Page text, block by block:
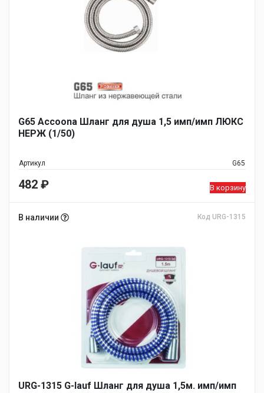
G65 Accoona Шланг для душа 1,5 имп/имп ЛЮКС
НЕРЖ (1/50)
Артикул G65
482 ₽ В корзину
В наличии Код URG-1315
URG-1315 G-lauf Шланг для душа 1,5м. имп/имп